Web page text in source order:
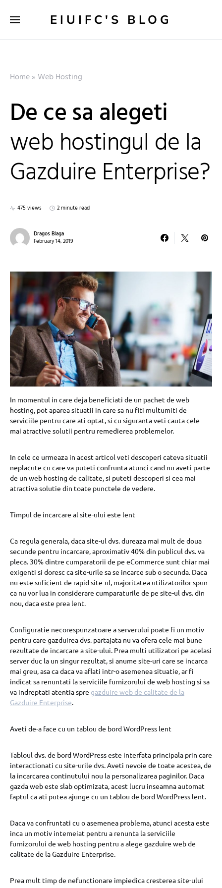
EIUIFC'S BLOG
Home»Web Hosting
De ce sa alegeti
web hostingul de la
Gazduire Enterprise?
475 views 2 minute read
Dragos Blaga
February 14, 2019
In momentul in care deja beneficiati de un pachet de web
hosting, pot aparea situatii in care sa nu fiti multumiti de
serviciile pentru care ati optat, si cu siguranta veti cauta cele
mai atractive solutii pentru remedierea problemelor.
In cele ce urmeaza in acest articol veti descoperi cateva situatii
neplacute cu care va puteti confrunta atunci cand nu aveti parte
de un web hosting de calitate, si puteti descoperi si cea mai
atractiva solutie din toate punctele de vedere.
Timpul de incarcare al site-ului este lent
Ca regula generala, daca site-ul dvs. dureaza mai mult de doua
secunde pentru incarcare, aproximativ 40% din publicul dvs. va
pleca. 30% dintre cumparatorii de pe eCommerce sunt chiar mai
exigenti si doresc ca site-urile sa se incarce sub o secunda. Daca
nu este suficient de rapid site-ul, majoritatea utilizatorilor spun
ca nu vor lua in considerare cumparaturile de pe site-ul dvs. din
nou, daca este prea lent.
Configuratie necorespunzatoare a serverului poate fi un motiv
pentru care gazduirea dvs. partajata nu va ofera cele mai bune
rezultate de incarcare a site-ului. Prea multi utilizatori pe acelasi
server duc la un singur rezultat, si anume site-uri care se incarca
mai greu, asa ca daca va aflati intr-o asemenea situatie, ar fi
indicat sa renuntati la serviciile furnizorului de web hosting si sa
va indreptati atentia spre gazduire web de calitate de la
Gazduire Enterprise.
Aveti de-a face cu un tablou de bord WordPress lent
Tabloul dvs. de bord WordPress este interfata principala prin care
interactionati cu site-urile dvs. Aveti nevoie de toate acestea, de
la incarcarea continutului nou la personalizarea paginilor. Daca
gazda web este slab optimizata, acest lucru inseamna automat
faptul ca ati putea ajunge cu un tablou de bord WordPress lent.
Daca va confruntati cu o asemenea problema, atunci acesta este
inca un motiv intemeiat pentru a renunta la serviciile
furnizorului de web hosting pentru a alege gazduire web de
calitate de la Gazduire Enterprise.
Prea mult timp de nefunctionare impiedica cresterea site-ului